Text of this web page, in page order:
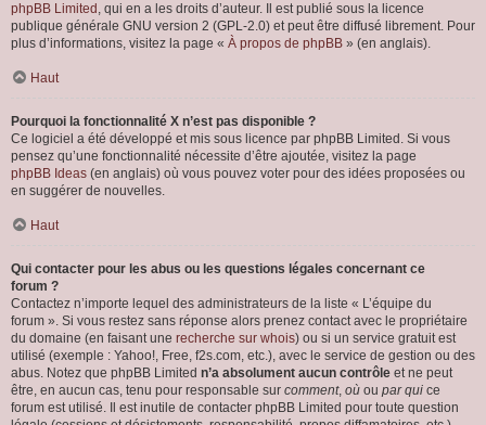
phpBB Limited , qui en a les droits d’auteur. Il est publié sous la licence
publique générale GNU version 2 (GPL-2.0) et peut être diffusé librement. Pour
plus d’informations, visitez la page « À propos de phpBB » (en anglais).
Haut
Pourquoi la fonctionnalité X n’est pas disponible ?
Ce logiciel a été développé et mis sous licence par phpBB Limited. Si vous
pensez qu’une fonctionnalité nécessite d’être ajoutée, visitez la page
phpBB Ideas (en anglais) où vous pouvez voter pour des idées proposées ou
en suggérer de nouvelles.
Haut
Qui contacter pour les abus ou les questions légales concernant ce
forum ?
Contactez n’importe lequel des administrateurs de la liste « L’équipe du
forum ». Si vous restez sans réponse alors prenez contact avec le propriétaire
du domaine (en faisant une recherche sur whois) ou si un service gratuit est
utilisé (exemple : Yahoo!, Free, f2s.com, etc.), avec le service de gestion ou des
abus. Notez que phpBB Limited n’a absolument aucun contrôle et ne peut
être, en aucun cas, tenu pour responsable sur comment, où ou par qui ce
forum est utilisé. Il est inutile de contacter phpBB Limited pour toute question